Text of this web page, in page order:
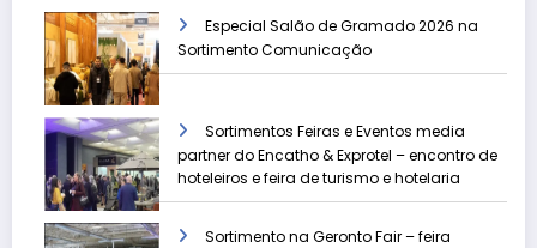
Especial Salão de Gramado 2026 na
Sortimento Comunicação
Sortimentos Feiras e Eventos media
partner do Encatho & Exprotel – encontro de
hoteleiros e feira de turismo e hotelaria
Sortimento na Geronto Fair – feira